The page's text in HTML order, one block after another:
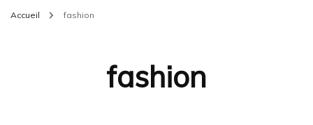
Accueil fashion
fashion